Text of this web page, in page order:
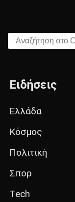
Αναζήτηση στο
Ειδήσεις
Ελλάδα
Κόσμος
Πολιτική
Σπορ
Tech